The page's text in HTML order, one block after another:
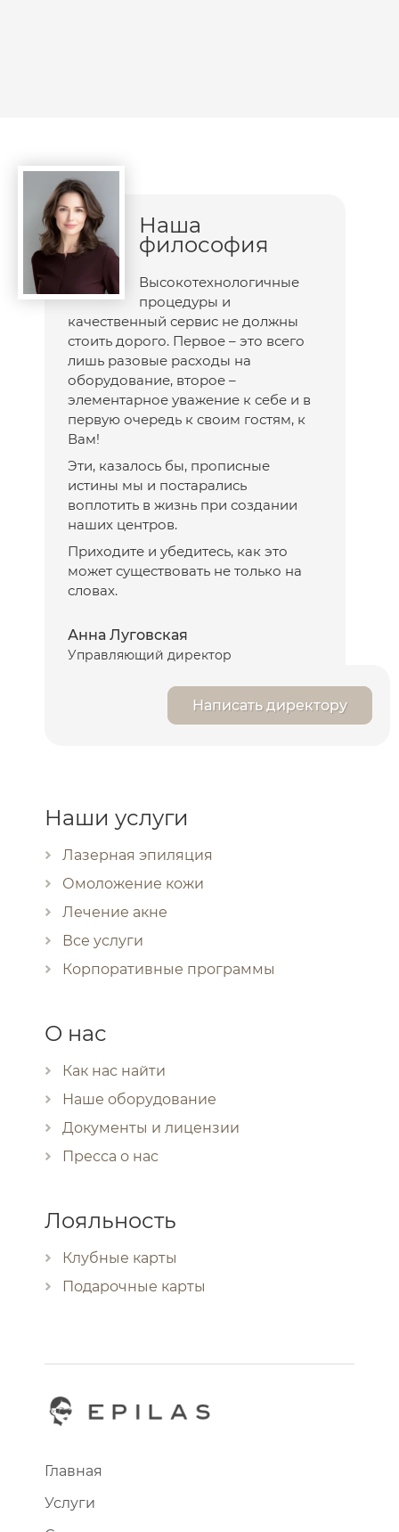
Наша
философия
Высокотехнологичные
процедуры и
качественный сервис не должны
стоить дорого. Первое – это всего
лишь разовые расходы на
оборудование, второе –
элементарное уважение к себе и в
первую очередь к своим гостям, к
Вам!
Эти, казалось бы, прописные
истины мы и постарались
воплотить в жизнь при создании
наших центров.
Приходите и убедитесь, как это
может существовать не только на
словах.
Анна Луговская
Управляющий директор
Написать директору
Наши услуги
Лазерная эпиляция
Омоложение кожи
Лечение акне
Все услуги
Корпоративные программы
О нас
Как нас найти
Наше оборудование
Документы и лицензии
Пресса о нас
Лояльность
Клубные карты
Подарочные карты
Главная
Услуги